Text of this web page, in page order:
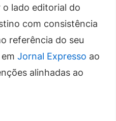
lado editorial do
com consistência
referência do seu
Jornal Expresso ao
alinhadas ao